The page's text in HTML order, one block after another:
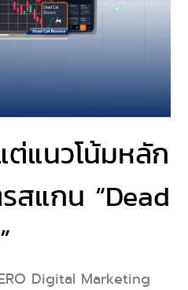
แนวโน้มหลัก
สแกน “Dead
Digital Marketing